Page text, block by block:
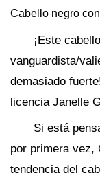
Cabello negro
¡Este
vanguardista/
demasiado
licencia Janelle
Si está
por primera vez,
tendencia del